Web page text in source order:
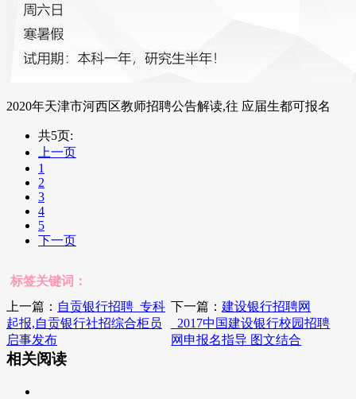
2020年天津市河西区教师招聘公告解读,往 应届生都可报名
共5页:
上一页
1
2
3
4
5
下一页
标签关键词：
上一篇： 自贡银行招聘_专科
起报,自贡银行社招综合柜员
启事发布
下一篇：建设银行招聘网
_2017中国建设银行校园招聘
网申报名指导 图文结合
相关阅读